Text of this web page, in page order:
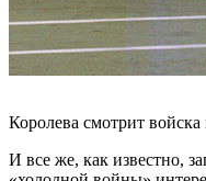
Королева смотрит
И все же, как известно,